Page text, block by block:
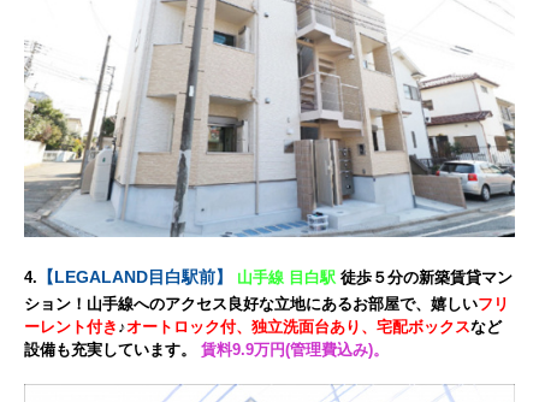
4. 【LEGALAND目白駅前】 山手線 目白駅 徒歩５分の新築賃貸マン
ション！山手線へのアクセス良好な立地にあるお部屋で、嬉しいフリ
ーレント付き ♪オートロック付、独立洗面台あり、宅配ボックスなど
設備も充実しています。 賃料9.9万円(管理費込み)。